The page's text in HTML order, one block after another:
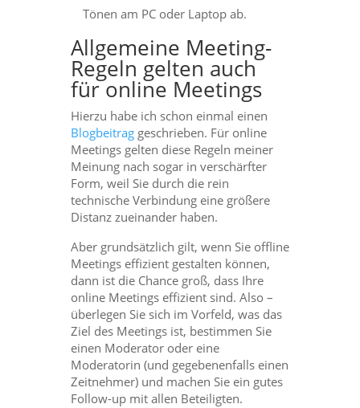
Tönen am PC oder Laptop ab.
Allgemeine Meeting-
Regeln gelten auch
für online Meetings
Hierzu habe ich schon einmal einen
Blogbeitraggeschrieben. Für online
Meetings gelten diese Regeln meiner
Meinung nach sogar in verschärfter
Form, weil Sie durch die rein
technische Verbindung eine größere
Distanz zueinander haben.
Aber grundsätzlich gilt, wenn Sie offline
Meetings effizient gestalten können,
dann ist die Chance groß, dass Ihre
online Meetings effizient sind. Also –
überlegen Sie sich im Vorfeld, was das
Ziel des Meetings ist, bestimmen Sie
einen Moderator oder eine
Moderatorin (und gegebenenfalls einen
Zeitnehmer) und machen Sie ein gutes
Follow-up mit allen Beteiligten.